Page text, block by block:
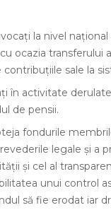
la nivel
ocazia transferului
sale la
în activitate
de pensii.
fondurile
legale și a
și cel al
unui control
să fie erodat iar